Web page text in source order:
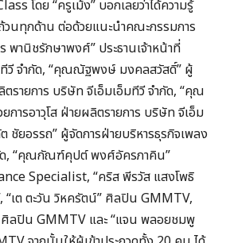
โดย “ครูเม้ง” บอกเลยว่าได้ความรู้
นทุกด้าน ต่อด้วยแนะนำคณะกรรมการ
านิชรักษาพงศ์” ประธานเจ้าหน้าที่
วี จำกัด, “คุณณัฐพงษ์ มงคลสวัสดิ์” ผู้
ตรายการ บริษัท จีเอ็มเอ็มทีวี จำกัด, “คุณ
ารอาวุโส ฝ่ายผลิตรายการ บริษัท จีเอ็ม
ชัยอรรถ” ผู้จัดการฝ่ายบริหารธุรกิจเพลง
ด, “คุณกัณฑ์คุปต์ พงศ์อัครภาคิน”
Specialist, “คริส พีรวัส แสงโพธิ
เต ตะวัน วิหครัตน์” ศิลปิน GMMTV,
ศิลปิน GMMTV และ “แจน พลอยชมพู